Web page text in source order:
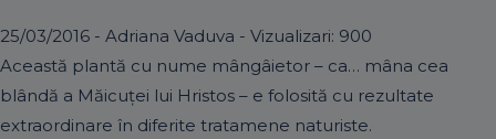
25/03/2016 - Adriana Vaduva - Vizualizari: 900
Această plantă cu nume mângâietor – ca… mâna cea
blândă a Măicuței lui Hristos – e folosită cu rezultate
extraordinare în diferite tratamene naturiste.